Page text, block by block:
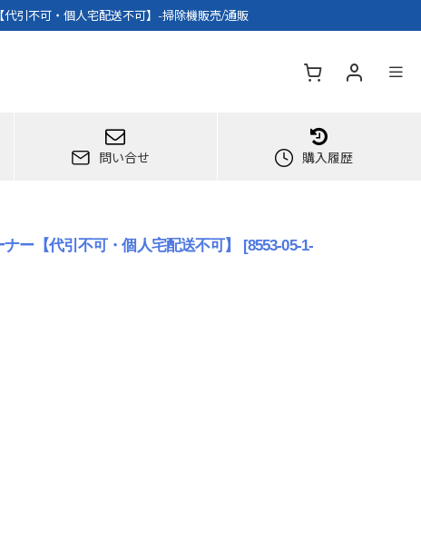
代引不可・個人宅配送不可】-掃除機販売/通販
問い合せ 購入履歴
ー【代引不可・個人宅配送不可】 [8553-05-1-